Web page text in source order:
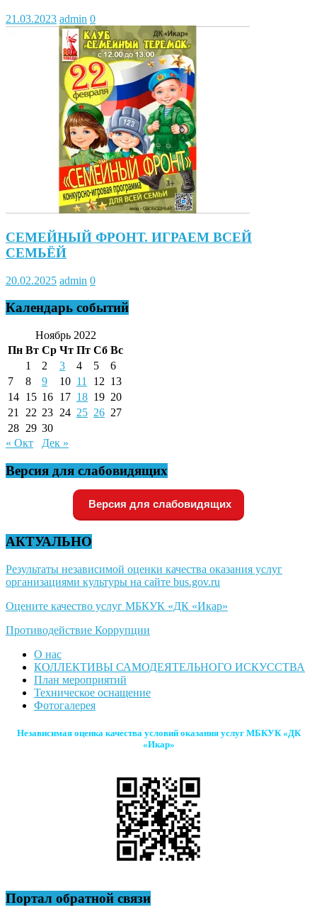
21.03.2023 admin 0
СЕМЕЙНЫЙ ФРОНТ. ИГРАЕМ ВСЕЙ
СЕМЬЁЙ
20.02.2025 admin 0
Календарь событий
Ноябрь 2022
Пн Вт Ср Чт Пт Сб Вс
1
2 3 4 5
6
7
8 9 10 11 12 13
14 15 16 17 18 19 20
21
22 23 24 25 26 27
28 29 30
« Окт
Дек »
Версия для слабовидящих
Версия для слабовидящих
АКТУАЛЬНО
Результаты независимой оценки качества оказания услуг
организациями культуры на сайте bus.gov.ru
Оцените качество услуг МБКУК «ДК «Икар»
Противодействие Коррупции
О нас
КОЛЛЕКТИВЫ САМОДЕЯТЕЛЬНОГО ИСКУССТВА
План мероприятий
Техническое оснащение
Фотогалерея
Независимая оценка качества условий оказания услуг МБКУК «ДК
«Икар»
Портал обратной связи